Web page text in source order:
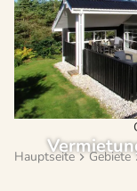
Hauptseite Gebiete